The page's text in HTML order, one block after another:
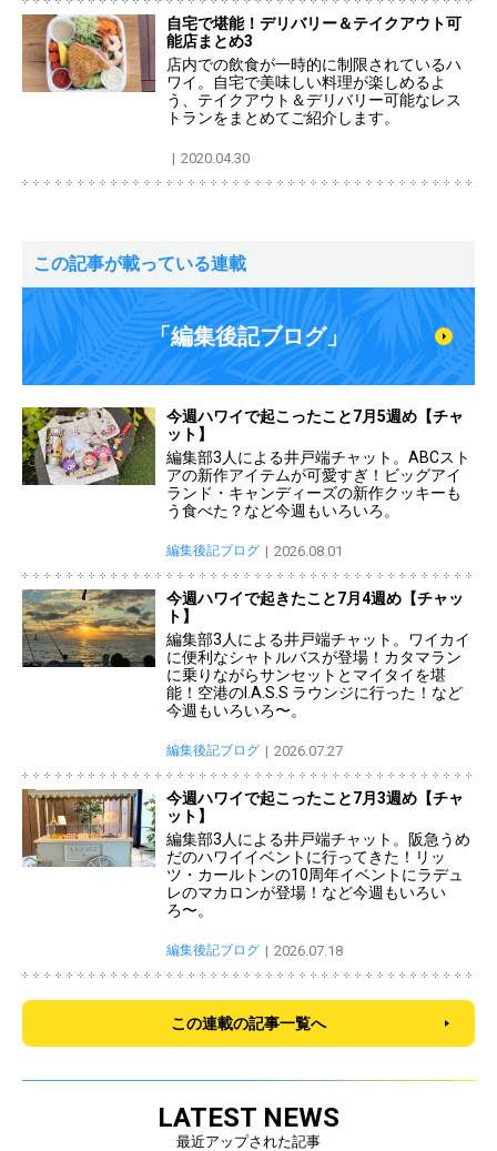
自宅で堪能！デリバリー＆テイクアウト可
能店まとめ3
店内での飲食が一時的に制限されているハ
ワイ。自宅で美味しい料理が楽しめるよ
う、テイクアウト＆デリバリー可能なレス
トランをまとめてご紹介します。
2020.04.30
この記事が載っている連載
「編集後記ブログ」
今週ハワイで起こったこと7月5週め【チャ
ット】
編集部3人による井戸端チャット。ABCスト
アの新作アイテムが可愛すぎ！ビッグアイ
ランド・キャンディーズの新作クッキーも
う食べた？など今週もいろいろ。
編集後記ブログ 2026.08.01
今週ハワイで起きたこと7月4週め【チャッ
ト】
編集部3人による井戸端チャット。ワイカイ
に便利なシャトルバスが登場！カタマラン
に乗りながらサンセットとマイタイを堪
能！空港のI.A.S.S ラウンジに行った！など
今週もいろいろ〜。
編集後記ブログ 2026.07.27
今週ハワイで起こったこと7月3週め【チャ
ット】
編集部3人による井戸端チャット。阪急うめ
だのハワイイベントに行ってきた！リッ
ツ・カールトンの10周年イベントにラデュ
レのマカロンが登場！など今週もいろい
ろ〜。
編集後記ブログ 2026.07.18
この連載の記事一覧へ
LATEST NEWS
最近アップされた記事